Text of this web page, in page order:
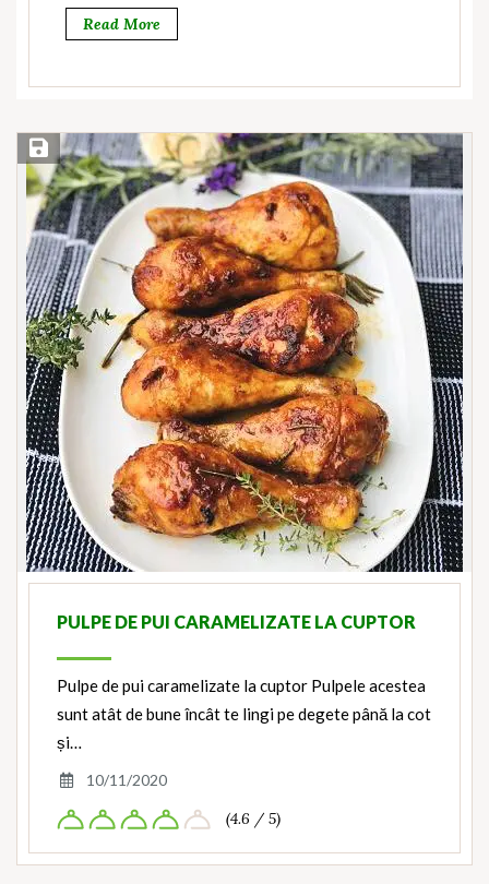
Read More
Save Recipe
PULPE DE PUI CARAMELIZATE LA CUPTOR
Pulpe de pui caramelizate la cuptor Pulpele acestea
sunt atât de bune încât te lingi pe degete până la cot
și…
10/11/2020
(4.6 / 5)